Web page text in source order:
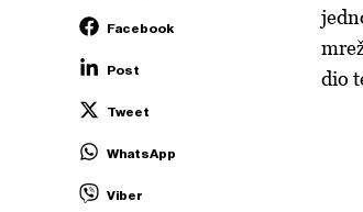
Facebook
Post
Tweet
WhatsApp
Viber
dio